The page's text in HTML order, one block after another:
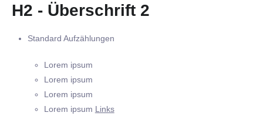
H2 - Überschrift 2
Standard Aufzählungen
Lorem ipsum
Lorem ipsum
Lorem ipsum
Lorem ipsum Links